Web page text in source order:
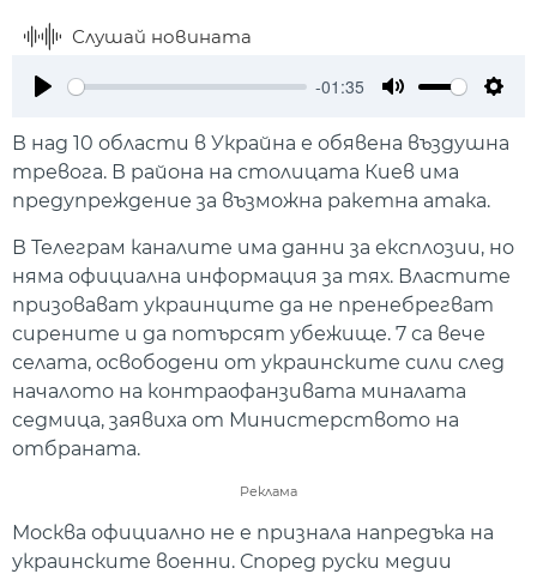
Слушай новината
-01:35
В над 10 области в Украйна е обявена въздушна
тревога. В района на столицата Киев има
предупреждение за възможна ракетна атака.
В Телеграм каналите има данни за експлозии, но
няма официална информация за тях. Властите
призовават украинците да не пренебрегват
сирените и да потърсят убежище. 7 са вече
селата, освободени от украинските сили след
началото на контраофанзивата миналата
седмица, заявиха от Министерството на
отбраната.
Реклама
Москва официално не е признала напредъка на
украинските военни. Според руски медии